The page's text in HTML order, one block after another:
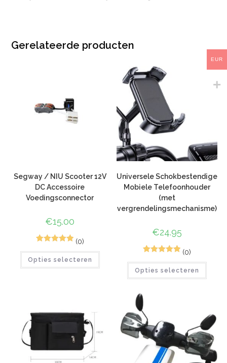
Gerelateerde producten
Segway / NIU Scooter 12V
DC Accessoire
Voedingsconnector
€15.00
5.00 op 5
(0)
Opties selecteren
Universele Schokbestendige
Mobiele Telefoonhouder
(met
vergrendelingsmechanisme)
€24.95
5.00op 5
(0)
Opties selecteren
EUR